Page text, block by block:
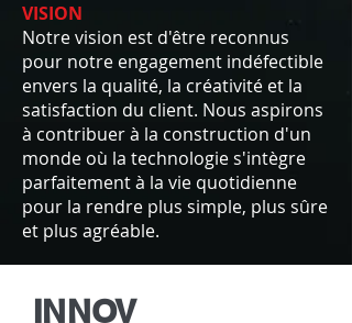
VISION
Notre vision est d'être reconnus
pour notre engagement indéfectible
envers la qualité, la créativité et la
satisfaction du client. Nous aspirons
à contribuer à la construction d'un
monde où la technologie s'intègre
parfaitement à la vie quotidienne
pour la rendre plus simple, plus sûre
et plus agréable.
INNOV